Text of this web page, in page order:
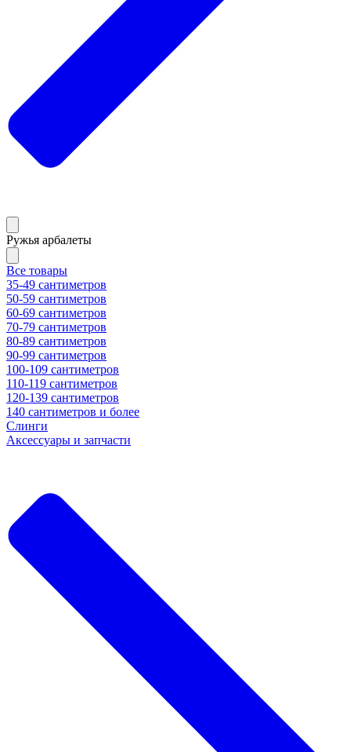
Ружья арбалеты
Все товары
35-49 сантиметров
50-59 сантиметров
60-69 сантиметров
70-79 сантиметров
80-89 сантиметров
90-99 сантиметров
100-109 сантиметров
110-119 сантиметров
120-139 сантиметров
140 сантиметров и более
Слинги
Аксессуары и запчасти